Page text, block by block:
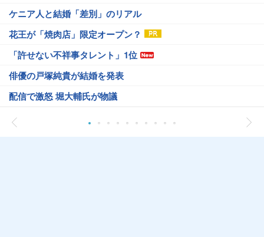
ケニア人と結婚「差別」のリアル
花王が「焼肉店」限定オープン？
「許せない不祥事タレント」1位
俳優の戸塚純貴が結婚を発表
配信で激怒 堀大輔氏が物議